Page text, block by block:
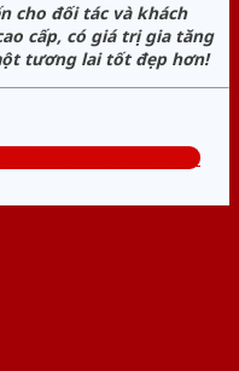
cho đối tác và khách
cấp, có giá trị gia tăng
tương lai tốt đẹp hơn!
miễn phí: 0824.400.400